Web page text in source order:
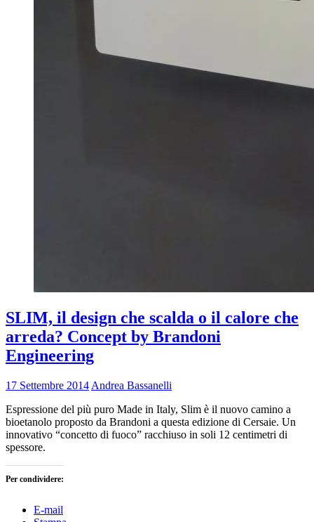
SLIM, il design che scalda o il calore che
arreda? Concept by Brandoni
Engineering
17 Settembre 2014 Andrea Bassanelli
Espressione del più puro Made in Italy, Slim è il nuovo camino a
bioetanolo proposto da Brandoni a questa edizione di Cersaie. Un
innovativo “concetto di fuoco” racchiuso in soli 12 centimetri di
spessore.
Per condividere:
E-mail